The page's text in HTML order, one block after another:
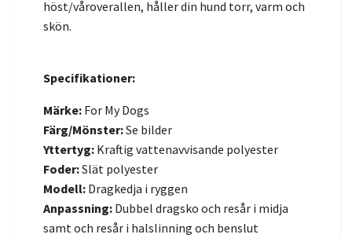
höst/våroverallen, håller din hund torr, varm och
skön.
Specifikationer:
Märke: For My Dogs
Färg/Mönster:Se bilder
Yttertyg: Kraftig vattenavvisande polyester
Foder:Slät polyester
Modell: Dragkedja i ryggen
Anpassning: Dubbel dragsko och resår i midja
samt och resår i halslinning och benslut